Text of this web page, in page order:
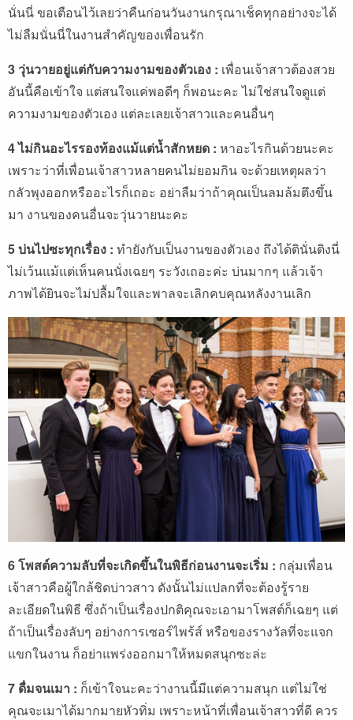
นั่นนี่ ขอเตือนไว้เลยว่าคืนก่อนวันงานกรุณาเช็คทุกอย่างจะได้
ไม่ลืมนั่นนี่ในงานสำคัญของเพื่อนรัก
3 วุ่นวายอยู่แต่กับความงามของตัวเอง : เพื่อนเจ้าสาวต้องสวย
อันนี้คือเข้าใจ แต่สนใจแค่พอดีๆ ก็พอนะคะ ไม่ใช่สนใจดูแต่
ความงามของตัวเอง แต่ละเลยเจ้าสาวและคนอื่นๆ
4 ไม่กินอะไรรองท้องแม้แต่น้ำสักหยด : หาอะไรกินด้วยนะคะ
เพราะว่าที่เพื่อนเจ้าสาวหลายคนไม่ยอมกิน จะด้วยเหตุผลว่า
กลัวพุงออกหรืออะไรก็เถอะ อย่าลืมว่าถ้าคุณเป็นลมล้มตึงขึ้น
มา งานของคนอื่นจะวุ่นวายนะคะ
5 บ่นไปซะทุกเรื่อง : ทำยังกับเป็นงานของตัวเอง ถึงได้ตินั่นติงนี่
ไม่เว้นแม้แต่เห็นคนนั่งเฉยๆ ระวังเถอะค่ะ บ่นมากๆ แล้วเจ้า
ภาพได้ยินจะไม่ปลื้มใจและพาลจะเลิกคบคุณหลังงานเลิก
6 โพสต์ความลับที่จะเกิดขึ้นในพิธีก่อนงานจะเริ่ม : กลุ่มเพื่อน
เจ้าสาวคือผู้ใกล้ชิดบ่าวสาว ดังนั้นไม่แปลกที่จะต้องรู้ราย
ละเอียดในพิธี ซึ่งถ้าเป็นเรื่องปกติคุณจะเอามาโพสต์ก็เฉยๆ แต่
ถ้าเป็นเรื่องลับๆ อย่างการเซอร์ไพร้ส์ หรือของรางวัลที่จะแจก
แขกในงาน ก็อย่าแพร่งออกมาให้หมดสนุกซะล่ะ
7 ดื่มจนเมา : ก็เข้าใจนะคะว่างานนี้มีแต่ความสนุก แต่ไม่ใช่
คุณจะเมาได้มากมายหัวทิ่ม เพราะหน้าที่เพื่อนเจ้าสาวที่ดี ควร